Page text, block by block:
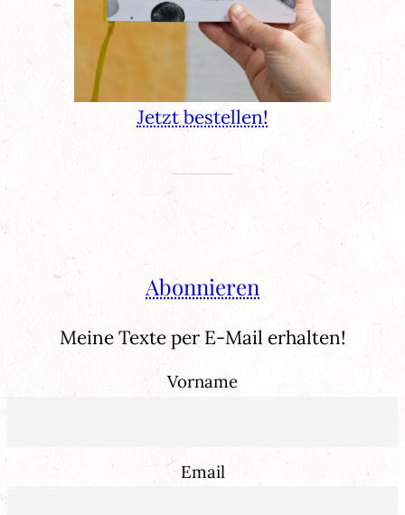
Jetzt bestellen!
Abonnieren
Meine Texte per E-Mail erhalten!
Vorname
Email